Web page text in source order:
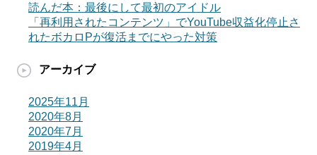
読んだ本：最後にして最初のアイドル
「再利用されたコンテンツ」でYouTube収益化停止さ
れたボカロPが復活までにやった対策
アーカイブ
2025年11月
2020年8月
2020年7月
2019年4月